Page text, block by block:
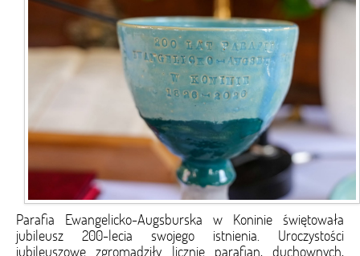
Parafia Ewangelicko-Augsburska w Koninie świętowała
jubileusz 200-lecia swojego istnienia. Uroczystości
jubileuszowe zgromadziły licznie parafian, duchownych,